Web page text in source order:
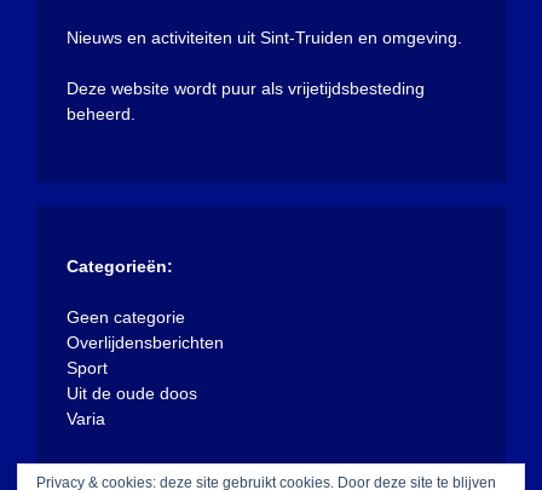
Nieuws en activiteiten uit Sint-Truiden en omgeving.
Deze website wordt puur als vrijetijdsbesteding
beheerd.
Categorieën:
Geen categorie
Overlijdensberichten
Sport
Uit de oude doos
Varia
Privacy & cookies: deze site gebruikt cookies. Door deze site te blijven